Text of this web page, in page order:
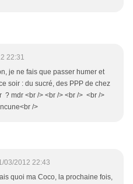
22:31
je ne fais que passer humer et
soir : du sucré, des PPP de chez
? mdr <br /> <br /> <br /> <br />
/>
03/2012 22:43
quoi ma Coco, la prochaine fois,